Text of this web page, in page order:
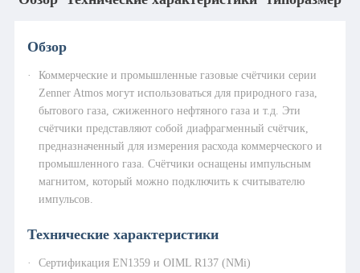
Скачать каталог
Онлайн-консультация
Часто задаваемые вопросы
ESG
Наше видение и стратегия
ESG
Экологическая
Социальные обязательства
соответствие требованиям
Инновации и качество
Обзор данных ESG
Обзор
Коммерческие и промышленные газовые счётчики серии
Zenner Atmos могут использоваться для природного газа,
бытового газа, сжиженного нефтяного газа и т.д. Эти
счётчики представляют собой диафрагменный счётчик,
предназначенный для измерения расхода коммерческого и
промышленного газа. Счётчики оснащены импульсным
магнитом, который можно подключить к считывателю
импульсов.
Технические характеристики
Сертификация EN1359 и OIML R137 (NMi)